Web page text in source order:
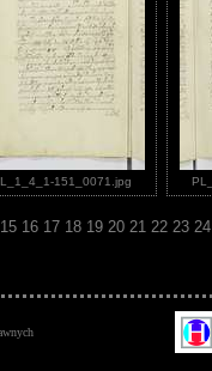
151_0071.jpg
15 16 17 18 19 20 21 22 23